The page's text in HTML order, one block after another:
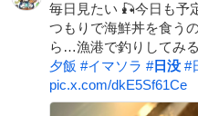
毎日見たい 🎣今日も予
つもりで海鮮丼を食う
ら…漁港で釣りしてみ
夕飯 #イマソラ #日没 #
pic.x.com/dkE5Sf61Ce